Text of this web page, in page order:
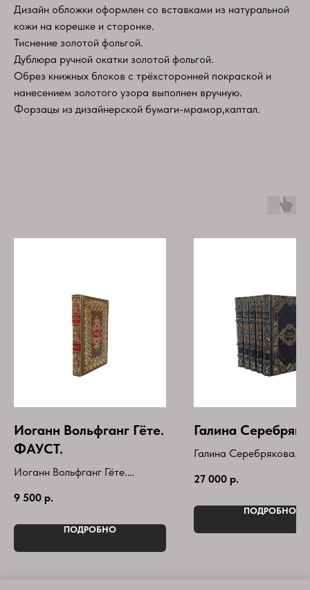
Дизайн обложки оформлен со вставками из натуральной
кожи на корешке и сторонке.
Тиснение золотой фольгой.
Дублюра ручной окатки золотой фольгой.
Обрез книжных блоков с трёхсторонней покраской и
нанесением золотого узора выполнен вручную.
Форзацы из дизайнерской бумаги-мрамор,каптал.
Иоганн Вольфганг Гёте.
ФАУСТ.
Иоганн Вольфганг Гёте.
Книга в кожаном переплете.
Год выпуска-2024г
Литературы
9 500 р.
ПОДРОБНО
Галина
Галина Серебрякова.
томах(комплект)
Букинистическое
27 000 р.
ПОДРОБНО